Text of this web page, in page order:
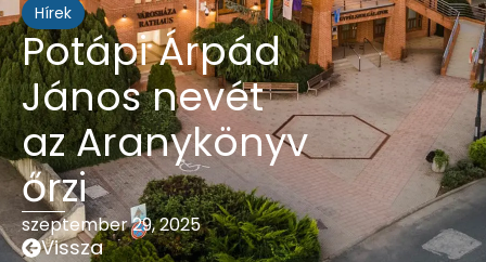
Hírek
Potápi Árpád
János nevét
az Aranykönyv
őrzi
szeptember 29, 2025
Vissza